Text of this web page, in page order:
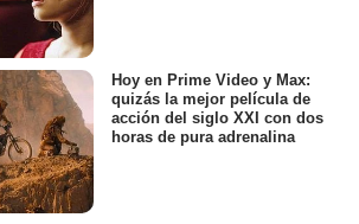
Hoy en Prime Video y Max:
quizás la mejor película de
acción del siglo XXI con dos
horas de pura adrenalina